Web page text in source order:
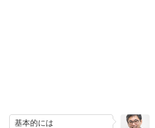
基本的には